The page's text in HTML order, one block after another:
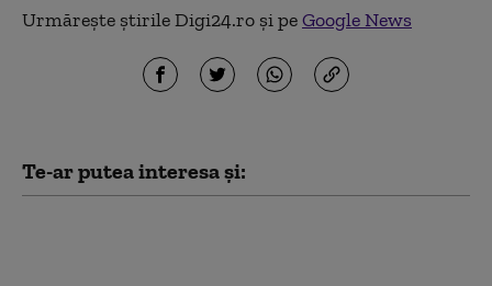
Urmărește știrile Digi24.ro și peGoogle News
Te-ar putea interesa și: